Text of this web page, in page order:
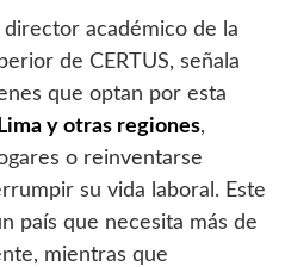
académico de la
de CERTUS, señala
que optan por esta
Lima y otras regiones,
o reinventarse
su vida laboral. Este
país que necesita más de
mientras que